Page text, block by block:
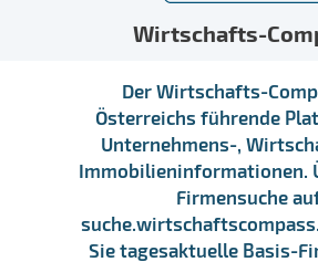
Wirtschafts-
Der Wirtschafts-
Österreichs führende
Unternehmens-,
Immobilieninformationen.
Firmensuche
Sie tagesaktuelle Basis-